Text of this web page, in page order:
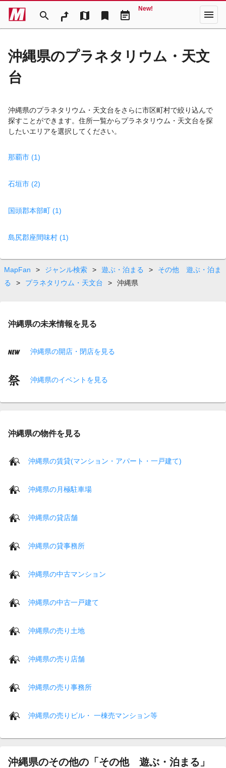
search map bookmark event_note
New! menu
沖縄県のプラネタリウム・天文
台
沖縄県のプラネタリウム・天文台をさらに市区町村で絞り込んで
探すことができます。住所一覧からプラネタリウム・天文台を探
したいエリアを選択してください。
那覇市 (1)
石垣市 (2)
国頭郡本部町 (1)
島尻郡座間味村 (1)
MapFan > ジャンル検索 > 遊ぶ・泊まる >
その他 遊ぶ・泊ま
る
> プラネタリウム・天文台 > 沖縄県
沖縄県の未来情報を見る
沖縄県の開店・閉店を見る
沖縄県のイベントを見る
沖縄県の物件を見る
沖縄県の賃貸(マンション・アパート・一戸建て)
沖縄県の月極駐車場
沖縄県の貸店舗
沖縄県の貸事務所
沖縄県の中古マンション
沖縄県の中古一戸建て
沖縄県の売り土地
沖縄県の売り店舗
沖縄県の売り事務所
沖縄県の売りビル・ 一棟売マンション等
沖縄県のその他の「その他 遊ぶ・泊まる」